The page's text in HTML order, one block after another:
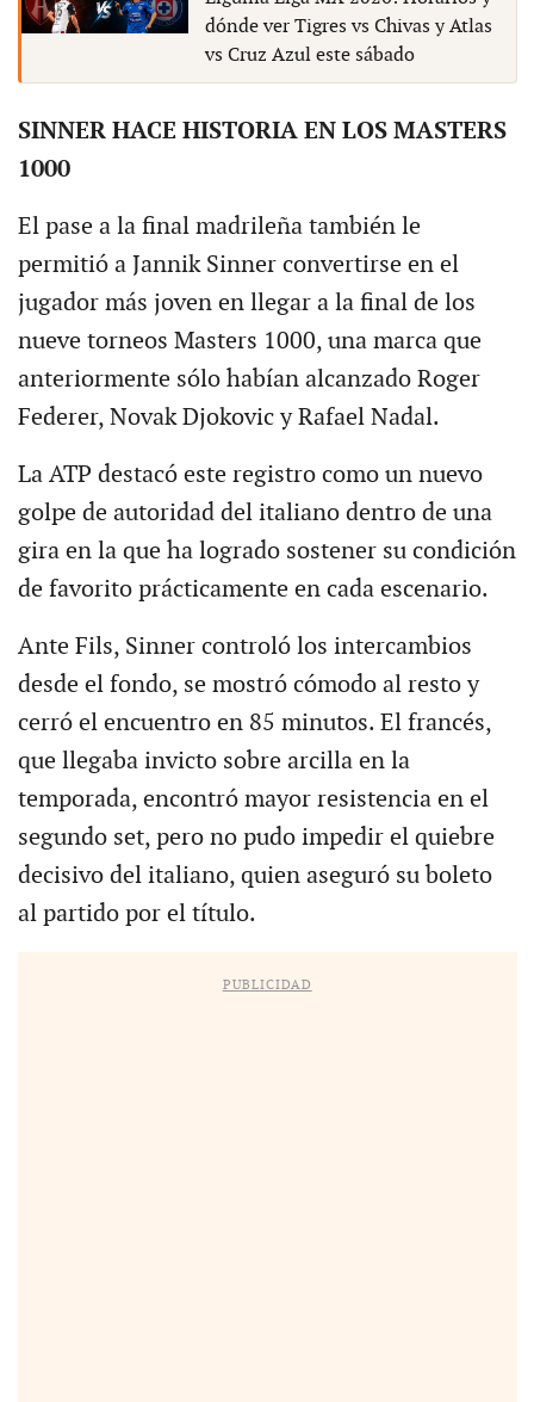
dónde ver Tigres vs Chivas y Atlas
vs Cruz Azul este sábado
SINNER HACE HISTORIA EN LOS MASTERS
1000
El pase a la final madrileña también le
permitió a Jannik Sinner convertirse en el
jugador más joven en llegar a la final de los
nueve torneos Masters 1000, una marca que
anteriormente sólo habían alcanzado Roger
Federer, Novak Djokovic y Rafael Nadal.
La ATP destacó este registro como un nuevo
golpe de autoridad del italiano dentro de una
gira en la que ha logrado sostener su condición
de favorito prácticamente en cada escenario.
Ante Fils, Sinner controló los intercambios
desde el fondo, se mostró cómodo al resto y
cerró el encuentro en 85 minutos. El francés,
que llegaba invicto sobre arcilla en la
temporada, encontró mayor resistencia en el
segundo set, pero no pudo impedir el quiebre
decisivo del italiano, quien aseguró su boleto
al partido por el título.
PUBLICIDAD